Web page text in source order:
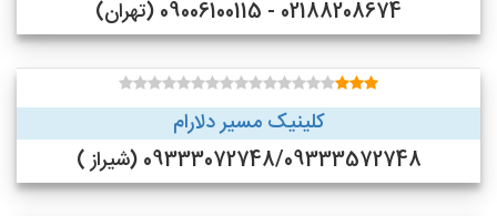
02188208674 - 09006100115 (تهران)
کلینیک مسیر دلارام
09333072748/09333572748 (شیراز )